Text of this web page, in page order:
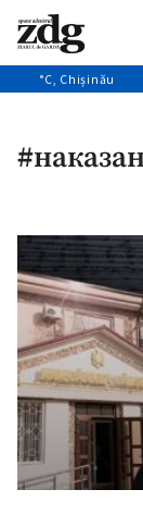
Поиск
°C, Chișinău